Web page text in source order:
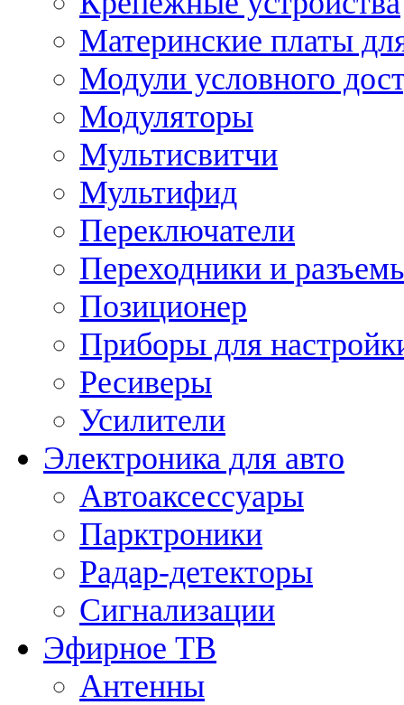
Материнские платы
Модули условного
Модуляторы
Мультисвитчи
Мультифид
Переключатели
Переходники и
Позиционер
Приборы для
Ресиверы
Усилители
Электроника для авто
Автоаксессуары
Парктроники
Радар-детекторы
Сигнализации
Эфирное ТВ
Антенны